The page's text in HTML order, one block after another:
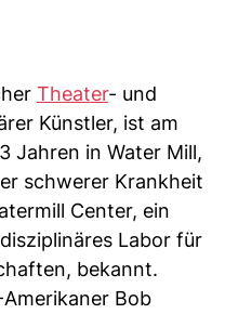
Theater- und
Künstler, ist am
Jahren in Water Mill,
schwerer Krankheit
Center, ein
Labor für
bekannt.
Bob